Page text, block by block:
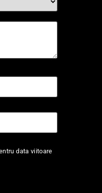
data viitoare